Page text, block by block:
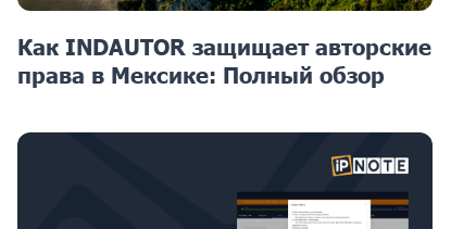
Как INDAUTOR защищает авторские
права в Мексике: Полный обзор